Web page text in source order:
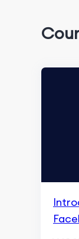
Aperçu de
Recherche
Marketing de
Classement
Marketing de